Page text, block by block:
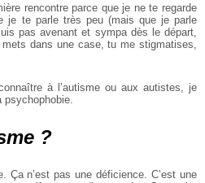
rencontre parce que je ne te regarde
je te parle très peu (mais que je parle
pas avenant et sympa dès le départ,
dans une case, tu me stigmatises,
à l’autisme ou aux autistes, je
?
Ça n’est pas une déficience. C’est une